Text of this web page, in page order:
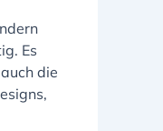
Es
die